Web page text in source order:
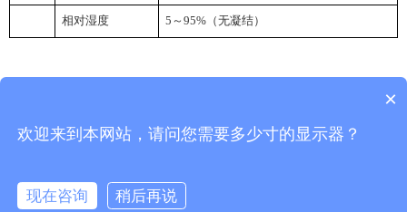
相对湿度 5 ～95%（无凝结）
Copyright © 2026 www.youxinglcd.com
联系电话：
×
欢迎来到本网站，请问您需要多少寸的显示器？
现在咨询 稍后再说